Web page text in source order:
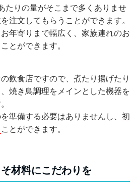
たりの量がそこまで多くありませ
注文してもらうことができます。
年寄りまで幅広く、家族連れのお
とができます。
飲食店ですので、煮たり揚げたり
焼き鳥調理をメインとした機器を
準備する必要はありませんし、 初
ことができます。
材料にこだわりを